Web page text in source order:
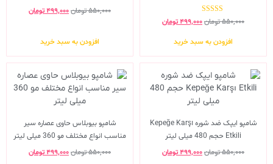
نمره
3.00
۵۵۰,۰۰۰تومان۴۹۹,۰۰۰تومان
افزودن به سبد خرید
۵۵۰,۰۰۰تومان۴۹۹,۰۰۰تومان
افزودن به سبد خرید
شامپو ایپک ضد شوره Kepeğe Karşı
Etkili حجم 480 میلی لیتر
۵۵۰,۰۰۰تومان۴۹۹,۰۰۰تومان
شامپو بیوبلاس حاوی عصاره سیر
مناسب انواع مختلف مو 360 میلی لیتر
۵۵۰,۰۰۰تومان۴۹۹,۰۰۰تومان